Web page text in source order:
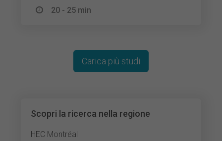
20 - 25 min
Scopri la ricerca nella regione
HEC Montréal
Carica più studi